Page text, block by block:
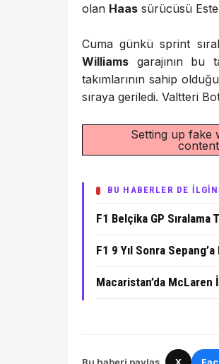
olan Haas sürücüsü
Cuma günkü sprint
Williams garajının
takımlarının sahip
sıraya geriledi. Valtteri
Setting up fake
BU HABERLER DE
F1 Belçika GP
F1 9 Yıl Sonra
Macaristan’da
Bu haberi paylaş X